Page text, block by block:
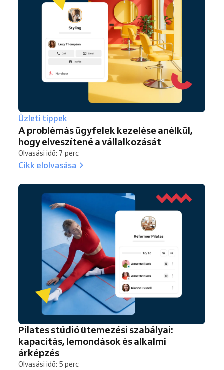
Üzleti tippek
A problémás ügyfelek kezelése anélkül,
hogy elveszítené a vállalkozását
Olvasási idő: 7 perc
Cikk elolvasása
Pilates stúdió ütemezési szabályai:
kapacitás, lemondások és alkalmi
árképzés
Olvasási idő: 5 perc